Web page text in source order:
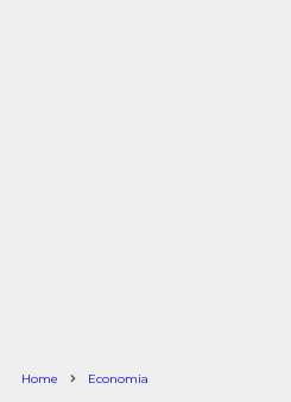
Home Economia